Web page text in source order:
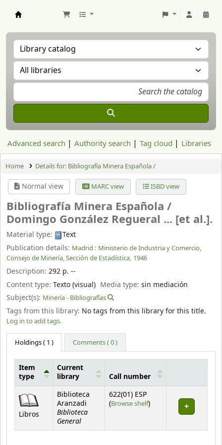
Advanced search Authority search Tag cloud Libraries
Home Details for: Bibliografía Minera Española /
Normal view MARC view ISBD view
Bibliografía Minera Española /
Domingo González Regueral ... [et al.].
Material type:
Text
Publication details: Madrid : Ministerio de Industria y Comercio,
Consejo de Minería, Sección de Estadística, 1946
Description: 292 p. --
Content type: Texto (visual) Media type:sin mediación
Subject(s): Minería - Bibliografías
Tags from this library: No tags from this library for this title.
Log in to add tags.
Holdings( 1 ) Comments ( 0 )
Holdings
Item
type
Current
library
Call number
Libros
Biblioteca
Aranzadi
Biblioteca
General
622(01) ESP
(Browse shelf(Opens below)
)